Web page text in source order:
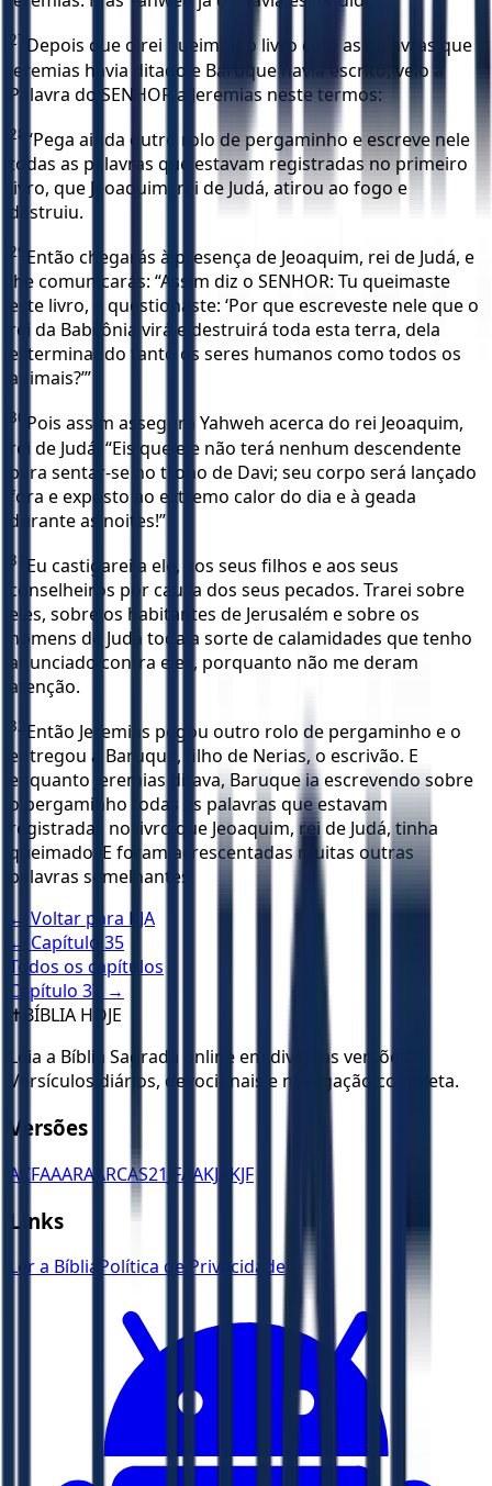
27 Depois que o rei queimou o livro com as palavras que
Jeremias havia ditado e Baruque havia escrito, veio a
Palavra do SENHOR a Jeremias neste termos:
28 “Pega ainda outro rolo de pergaminho e escreve nele
todas as palavras que estavam registradas no primeiro
livro, que Jeoaquim, rei de Judá, atirou ao fogo e
destruiu.
29 Então chegarás à presença de Jeoaquim, rei de Judá, e
lhe comunicarás: “Assim diz o SENHOR: Tu queimaste
este livro, e questionaste: ‘Por que escreveste nele que o
rei da Babilônia virá e destruirá toda esta terra, dela
exterminando tanto os seres humanos como todos os
animais?’”
30 Pois assim assegura Yahweh acerca do rei Jeoaquim,
rei de Judá: “Eis que ele não terá nenhum descendente
para sentar-se no trono de Davi; seu corpo será lançado
fora e exposto ao extremo calor do dia e à geada
durante as noites!”
31
Eu castigarei a ele, aos seus filhos e aos seus
conselheiros por causa dos seus pecados. Trarei sobre
eles, sobre os habitantes de Jerusalém e sobre os
homens de Judá toda a sorte de calamidades que tenho
anunciado contra eles, porquanto não me deram
atenção.
32 Então Jeremias pegou outro rolo de pergaminho e o
entregou a Baruque, filho de Nerias, o escrivão. E
enquanto Jeremias ditava, Baruque ia escrevendo sobre
o pergaminho todas as palavras que estavam
registradas no livro que Jeoaquim, rei de Judá, tinha
queimado. E foram acrescentadas muitas outras
palavras semelhantes.
← Voltar para KJA
← Capítulo 35
Todos os capítulos
Capítulo 37
→
✝️ BÍBLIA HOJE
Leia a Bíblia Sagrada online em diversas versões.
Versículos diários, devocionais e navegação completa.
Versões
ACFAAARA ARCAS21 JFAAKJA KJF
Links
Ler a Bíblia Política de Privacidade